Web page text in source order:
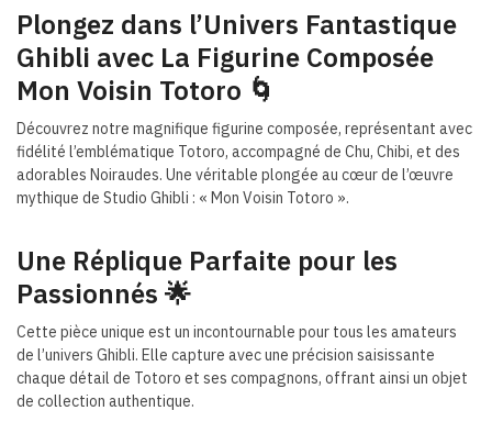
Plongez dans l’Univers Fantastique
Ghibli avec La Figurine Composée
Mon Voisin Totoro 🌀
Découvrez notre magnifique figurine composée, représentant avec
fidélité l’emblématique Totoro, accompagné de Chu, Chibi, et des
adorables Noiraudes. Une véritable plongée au cœur de l’œuvre
mythique de Studio Ghibli : « Mon Voisin Totoro ».
Une Réplique Parfaite pour les
Passionnés 🌟
Cette pièce unique est un incontournable pour tous les amateurs
de l’univers Ghibli. Elle capture avec une précision saisissante
chaque détail de Totoro et ses compagnons, offrant ainsi un objet
de collection authentique.